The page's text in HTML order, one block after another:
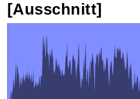
[Ausschnitt]